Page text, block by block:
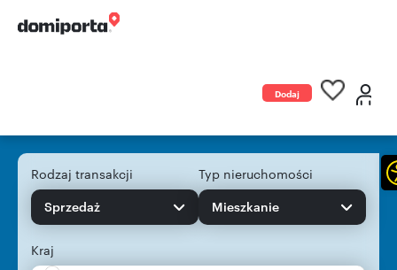
Dodaj
Rodzaj transakcji
Sprzedaż
Typ nieruchomości
Mieszkanie
Kraj